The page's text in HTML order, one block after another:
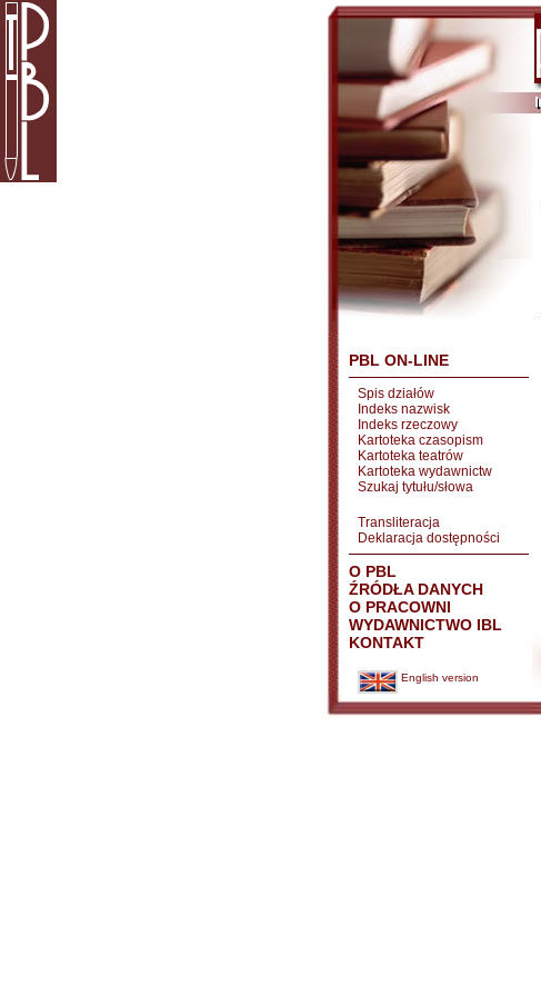
PBL ON-LINE
Spis działów
Indeks nazwisk
Indeks rzeczowy
Kartoteka czasopism
Kartoteka teatrów
Kartoteka wydawnictw
Szukaj tytułu/słowa
Transliteracja
Deklaracja dostępności
O PBL
ŹRÓDŁA DANYCH
O PRACOWNI
WYDAWNICTWO IBL
KONTAKT
English version